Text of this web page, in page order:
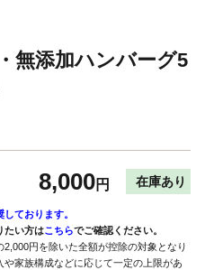
無添加ハンバーグ5
8,000円 在庫あり
しております。
たい方はこちらでご確認ください。
円を除いた全額が控除の対象となり
家族構成などに応じて一定の上限があ